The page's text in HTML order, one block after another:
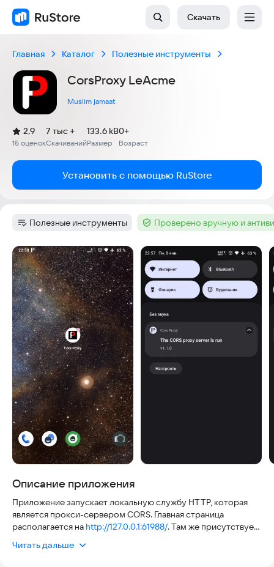
Скачать
Главная Каталог Полезные инструменты
CorsProxy LeAcme
Muslim jamaat
Рейтинг:
2,9
(
15 оценок
)
Скачиваний
7 тыс +
Размер
133.6 kB
Возраст
0+
Установить с помощью RuStore
Категория:
Полезные инструменты Тег :Проверено вручную и
Скриншоты
Описание приложения
Приложение запускает локальную службу HTTP, которая
является прокси-сервером CORS. Главная страница
располагается на http://127.0.0.1:61988/. Там же присутствует
LetsEncrypt.
Читать дальше